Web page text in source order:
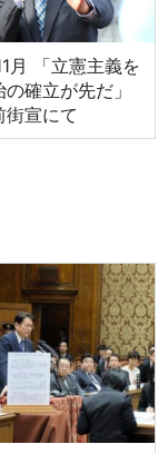
月 「立憲主義を
確立が先だ」
街宣にて